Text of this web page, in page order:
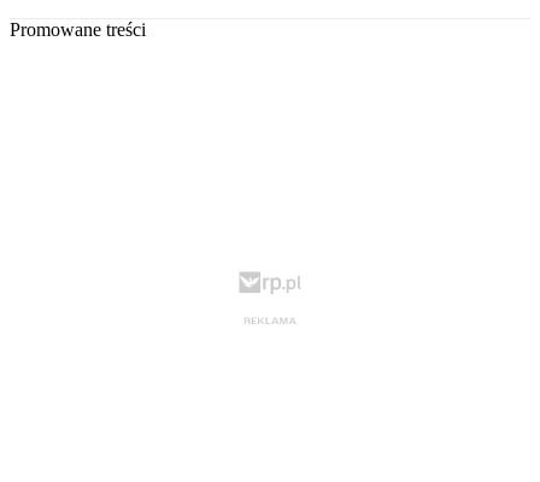
Promowane treści